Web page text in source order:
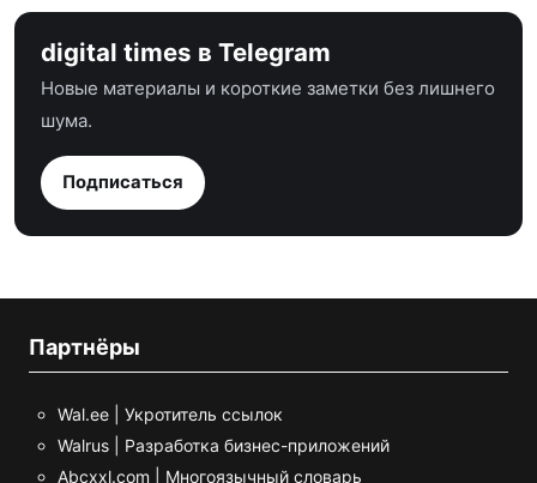
digital times в Telegram
Новые материалы и короткие заметки без лишнего
шума.
Подписаться
Партнёры
Wal.ee | Укротитель ссылок
Walrus | Разработка бизнес-приложений
Abcxxl.com | Многоязычный словарь